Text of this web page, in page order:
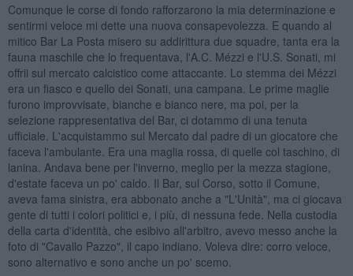
Comunque le corse di fondo rafforzarono la mia determinazione e
sentirmi veloce mi dette una nuova consapevolezza. E quando al
mitico Bar La Posta misero su addirittura due squadre, tanta era la
fauna maschile che lo frequentava, l'A.C. Mézzi e l'U.S. Sonati, mi
offrii sul mercato calcistico come attaccante. Lo stemma dei Mézzi
era un fiasco e quello dei Sonati, una campana. Le prime maglie
furono improvvisate, bianche e bianco nere, ma poi, per la
selezione rappresentativa del Bar, ci dotammo di una tenuta
ufficiale. L'acquistammo sul Mercato dal padre di un giocatore che
faceva l'ambulante. Era una maglia rossa, di quelle col taschino, di
lanina. Andava bene per l'inverno, meglio per la mezza stagione,
d'estate faceva un po' caldo. Il Bar, sul Corso, sotto il Comune,
aveva fama sinistra, era abbonato anche a "L'Unità", ma ci giocava
gente di tutti i colori politici e, i più, di nessuna fede. Nella custodia
della carta d'identità, che esibivo all'arbitro, avevo messo anche la
foto di "Cavallo Pazzo", il capo indiano. Voleva dire: corro veloce,
sono alternativo e sono anche un po' scemo.